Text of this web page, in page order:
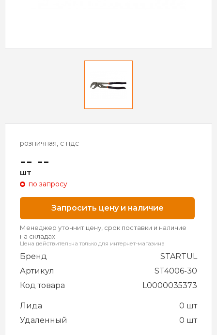
розничная, с ндс
-- --
шт
по запросу
Запросить цену и наличие
Менеджер уточнит цену, срок поставки и наличие
на складах
Цена действительна только для интернет-магазина
Бренд
STARTUL
Артикул
ST4006-30
Код товара
L0000035373
Лида
0 шт
Удаленный
0 шт